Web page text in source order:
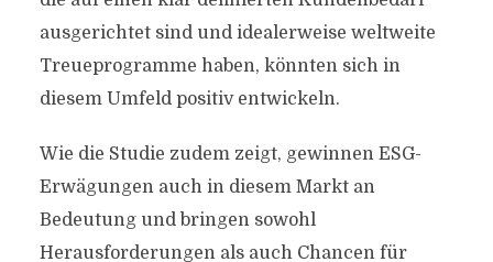
ausgerichtet sind und idealerweise weltweite
Treueprogramme haben, könnten sich in
diesem Umfeld positiv entwickeln.
Wie die Studie zudem zeigt, gewinnen ESG-
Erwägungen auch in diesem Markt an
Bedeutung und bringen sowohl
Herausforderungen als auch Chancen für